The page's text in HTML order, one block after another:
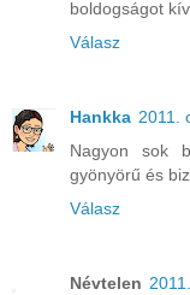
boldogságot
Válasz
Hankka 2011.
Nagyon sok
gyönyörű és
Válasz
Névtelen